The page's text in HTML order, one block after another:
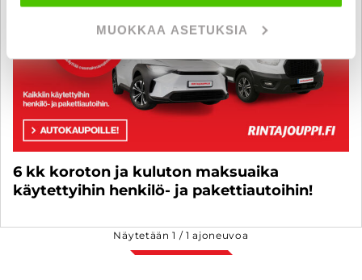
MUOKKAA ASETUKSIA
6 kk koroton ja kuluton maksuaika
käytettyihin henkilö- ja pakettiautoihin!
Näytetään1 /1 ajoneuvoa